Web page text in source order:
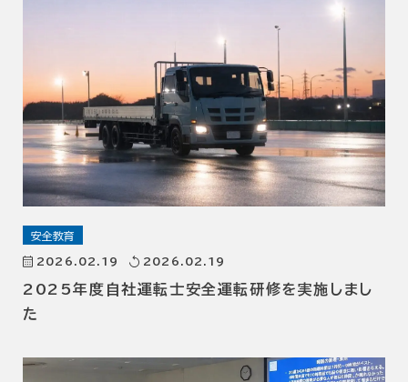
安全教育
2026.02.19 2026.02.19
2025年度自社運転士安全運転研修を実施しまし
た